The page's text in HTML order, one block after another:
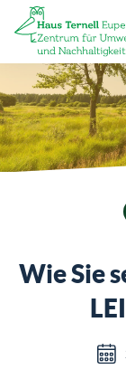
Wie Sie